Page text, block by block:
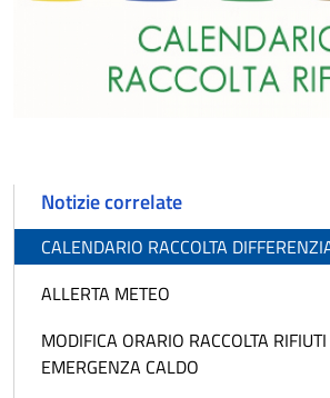
Notizie correlate
CALENDARIO RACCOLTA
ALLERTA METEO
MODIFICA ORARIO RACCOLTA
EMERGENZA CALDO